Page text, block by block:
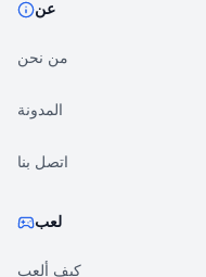
عن
من نحن
المدونة
اتصل بنا
لعب
كيف ألعب